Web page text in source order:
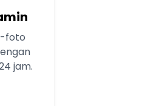
foto
jam.